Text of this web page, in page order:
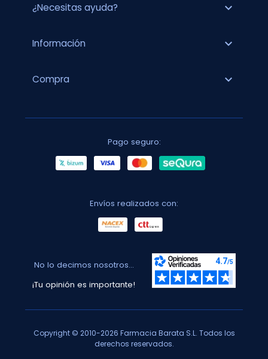
¿Necesitas ayuda? expand_more
Información expand_more
Compra expand_more
Pago seguro:
Envíos realizados con:
No lo decimos nosotros...
¡Tu opinión es importante!
Copyright © 2010-2026 Farmacia Barata S.L. Todos los
derechos reservados.